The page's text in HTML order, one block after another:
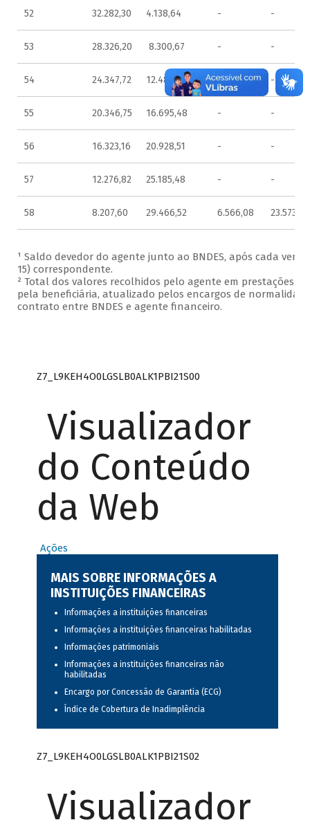
52 32.282,30 4.138,64 - -
53 28.326,20 8.300,67 - -
54 24.347,72 12.486,24 - -
55 20.346,75 16.695,48 - -
56 16.323,16 20.928,51 - -
57 12.276,82 25.185,48 - -
58 8.207,60 29.466,52 6.566,08 23.573,21
¹ Saldo devedor do agente junto ao BNDES, após cada
15) correspondente.
² Total dos valores recolhidos pelo agente em prestações
pela beneficiária, atualizado pelos encargos de
contrato entre BNDES e agente financeiro.
Z7_L9KEH4O0LGSLB0ALK1PBI21S00
Visualizador
do Conteúdo
da Web
Ações
MAIS SOBRE INFORMAÇÕES A
INSTITUIÇÕES FINANCEIRAS
Informações a instituições financeiras
Informações a instituições financeiras habilitadas
Informações patrimoniais
Informações a instituições financeiras não
habilitadas
Encargo por Concessão de Garantia (ECG)
Índice de Cobertura de Inadimplência
Z7_L9KEH4O0LGSLB0ALK1PBI21S02
Visualizador